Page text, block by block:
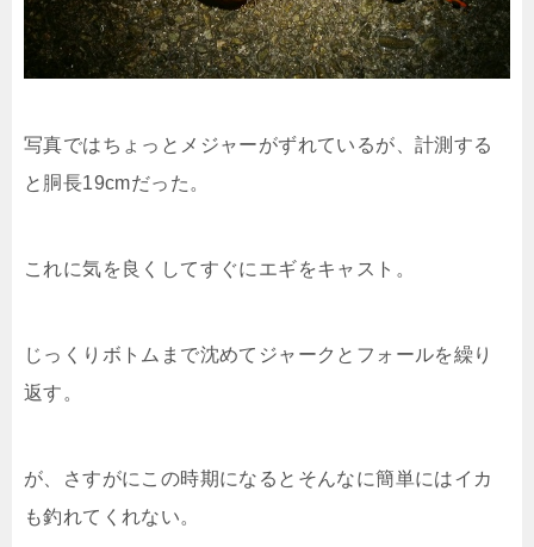
写真ではちょっとメジャーがずれているが、計測する
と胴長19cmだった。
これに気を良くしてすぐにエギをキャスト。
じっくりボトムまで沈めてジャークとフォールを繰り
返す。
が、さすがにこの時期になるとそんなに簡単にはイカ
も釣れてくれない。